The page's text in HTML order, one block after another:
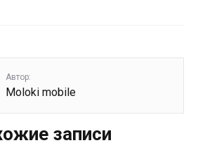
Автор:
Moloki mobile
записи